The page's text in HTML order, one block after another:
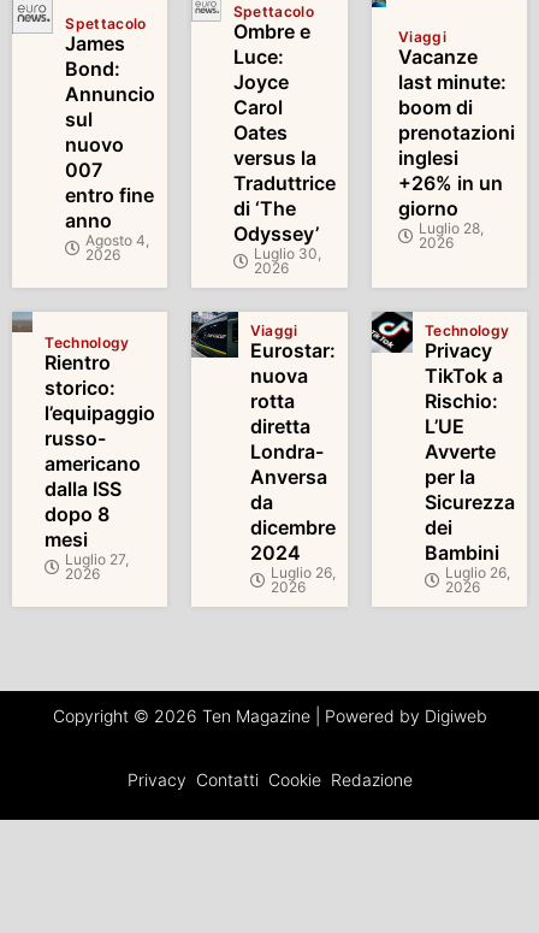
Spettacolo
James
Bond:
Annuncio
sul
nuovo
007
entro fine
anno
Agosto 4,
2026
Spettacolo
Ombre e
Luce:
Joyce
Carol
Oates
versus la
Traduttrice
di ‘The
Odyssey’
Luglio 30,
2026
Viaggi
Vacanze
last minute:
boom di
prenotazioni
inglesi
+26% in un
giorno
Luglio 28,
2026
Technology
Rientro
storico:
l’equipaggio
russo-
americano
dalla ISS
dopo 8
mesi
Luglio 27,
2026
Viaggi
Eurostar:
nuova
rotta
diretta
Londra-
Anversa
da
dicembre
2024
Luglio 26,
2026
Technology
Privacy
TikTok a
Rischio:
L’UE
Avverte
per la
Sicurezza
dei
Bambini
Luglio 26,
2026
Copyright © 2026 Ten Magazine | Powered by Digiweb
Privacy Contatti Cookie Redazione